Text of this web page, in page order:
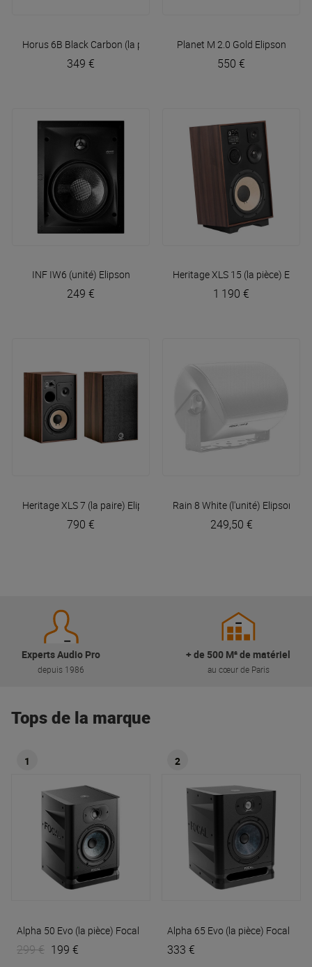
Horus 6B Black Carbon (la paire) Elipson
349 €
Planet M 2.0 Gold Elipson
550 €
INF IW6 (unité) Elipson
249 €
Heritage XLS 15 (la pièce)
1 190 €
Heritage XLS 7 (la paire) Elipson
790 €
Rain 8 White (l'unité) Elipson
249,50 €
Experts Audio Pro
depuis 1986
+ de 500 M² de matériel
au cœur de Paris
Tops de la marque
1
Alpha 50 Evo (la pièce) Focal
299 € 199 €
2
Alpha 65 Evo (la pièce) Focal
333 €